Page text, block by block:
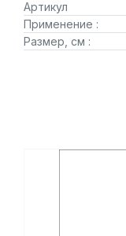
Артикул
Применение :
Размер, см :